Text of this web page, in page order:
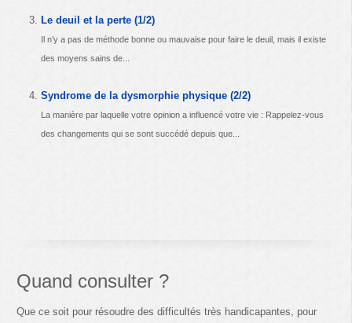
Le deuil et la perte (1/2)
Il n’y a pas de méthode bonne ou mauvaise pour faire le deuil, mais il existe
des moyens sains de...
Syndrome de la dysmorphie physique (2/2)
La manière par laquelle votre opinion a influencé votre vie : Rappelez-vous
des changements qui se sont succédé depuis que...
Quand consulter ?
Que ce soit pour résoudre des difficultés très handicapantes, pour